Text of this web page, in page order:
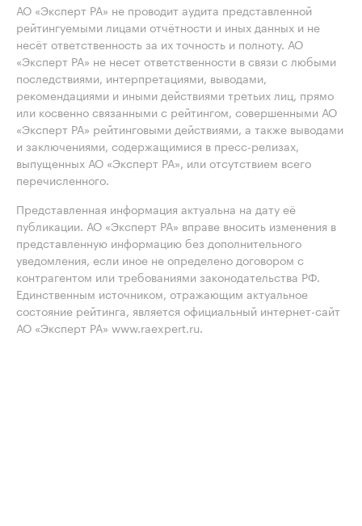
АО «Эксперт РА» не проводит аудита представленной
рейтингуемыми лицами отчётности и иных данных и не
несёт ответственность за их точность и полноту. АО
«Эксперт РА» не несет ответственности в связи с любыми
последствиями, интерпретациями, выводами,
рекомендациями и иными действиями третьих лиц, прямо
или косвенно связанными с рейтингом, совершенными АО
«Эксперт РА» рейтинговыми действиями, а также выводами
и заключениями, содержащимися в пресс-релизах,
выпущенных АО «Эксперт РА», или отсутствием всего
перечисленного.
Представленная информация актуальна на дату её
публикации. АО «Эксперт РА» вправе вносить изменения в
представленную информацию без дополнительного
уведомления, если иное не определено договором с
контрагентом или требованиями законодательства РФ.
Единственным источником, отражающим актуальное
состояние рейтинга, является официальный интернет-сайт
АО «Эксперт РА» www.raexpert.ru.